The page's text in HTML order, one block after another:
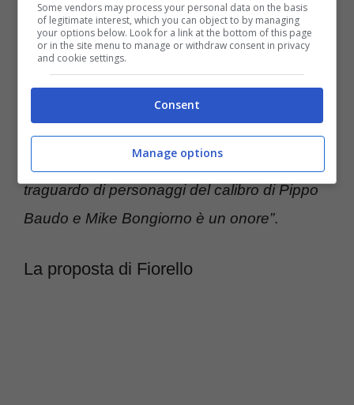
per una questione di rispetto, senza essere
categorico, aveva detto “ci sediamo e
capiamo” ma senza dare false illusioni ora
svela quale sono i suoi propositi.
“L’intenzione è di fermarmi a cinque
– precisa –già aver raggiunto il
traguardo di personaggi del calibro di Pippo
Baudo e Mike Bongiorno è un onore”.
La proposta di Fiorello
Some vendors may process your personal data on the basis
of legitimate interest, which you can object to by managing
your options below. Look for a link at the bottom of this page
or in the site menu to manage or withdraw consent in privacy
and cookie settings.
Consent
Manage options